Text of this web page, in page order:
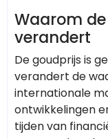
Waarom
verandert
De goudprijs is
verandert de
internationale
ontwikkelingen
tijden van